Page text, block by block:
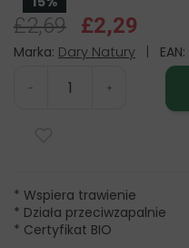
£2,69 £2,29
Marka: Dary Natury EAN:
- +
* Wspiera trawienie
* Działa przeciwzapalnie
* Certyfikat BIO